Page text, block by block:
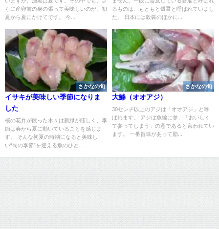
らに産卵前の身の張って美味しいのが、初
夏から夏にかけてです。 今...
るものは、もともと穀醤と呼ばれていまし
た。 日本には穀醤のほかに...
さかなの旬
イサキが美味しい季節になりま
した
桜の花弁が散った木々は新緑が眩しく、季
節は春から夏に動いていることを感じま
す。 そんな初夏の時期になると美味し
い“旬の季節”を迎える魚のひと...
さかなの旬
大鯵（オオアジ）
30センチ以上のアジは「オオアジ」と呼
ばれます。 アジは魚編に参、「おいしく
て参ってしまう」の意であると言われてい
ます。 一番旨味があって脂...